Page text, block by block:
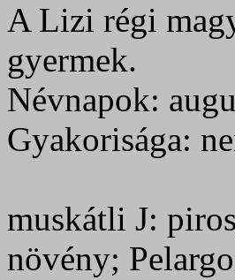
A Lizi régi
gyermek.
Névnapok:
Gyakorisága:
muskátli J:
növény;